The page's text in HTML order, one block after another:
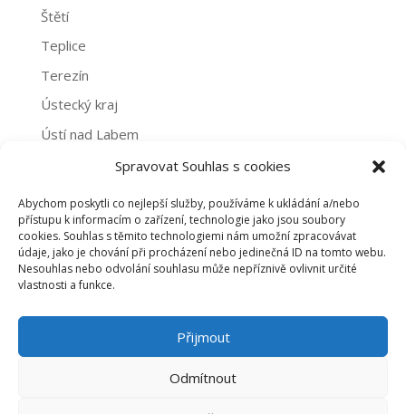
Spravovat Souhlas s cookies
Abychom poskytli co nejlepší služby, používáme k ukládání a/nebo
přístupu k informacím o zařízení, technologie jako jsou soubory
cookies. Souhlas s těmito technologiemi nám umožní zpracovávat
údaje, jako je chování při procházení nebo jedinečná ID na tomto webu.
Nesouhlas nebo odvolání souhlasu může nepříznivě ovlivnit určité
vlastnosti a funkce.
Přijmout
Odmítnout
Štětí
Teplice
Terezín
Ústecký kraj
Ústí nad Labem
Archivy
Archivy
PROHLÁŠENÍ O NAKLÁDÁNÍ S OSOBNÍMI ÚDAJI
ZÁSADY COOKIES (EU)